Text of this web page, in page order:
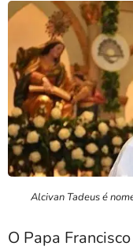
Alcivan Tadeus é
O Papa